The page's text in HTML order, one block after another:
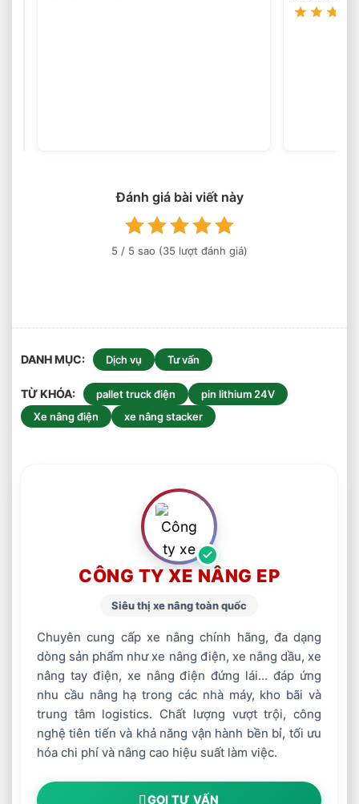
Đánh giá bài viết này
5 / 5 sao (35 lượt đánh giá)
DANH MỤC Dịch vụ Tư vấn
TỪ KHÓA pallet truck điện
pin lithium 24V
Xe nâng điện
xe nâng stacker
CÔNG TY XE NÂNG EP
Siêu thị xe nâng toàn quốc
Chuyên cung cấp xe nâng chính hãng, đa dạng
dòng sản phẩm như xe nâng điện, xe nâng dầu, xe
nâng tay điện, xe nâng điện đứng lái... đáp ứng
nhu cầu nâng hạ trong các nhà máy, kho bãi và
trung tâm logistics. Chất lượng vượt trội, công
nghệ tiên tiến và khả năng vận hành bền bỉ, tối ưu
hóa chi phí và nâng cao hiệu suất làm việc.
GỌI TƯ VẤN